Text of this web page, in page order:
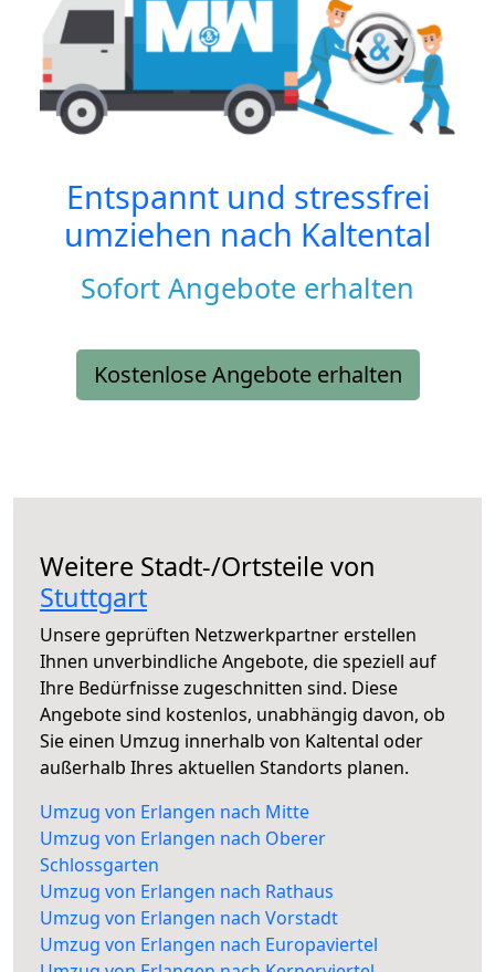
Entspannt und stressfrei
umziehen nach Kaltental
Sofort Angebote erhalten
Kostenlose Angebote erhalten
Weitere Stadt-/Ortsteile von
Stuttgart
Unsere geprüften Netzwerkpartner erstellen
Ihnen unverbindliche Angebote, die speziell auf
Ihre Bedürfnisse zugeschnitten sind. Diese
Angebote sind kostenlos, unabhängig davon, ob
Sie einen Umzug innerhalb von Kaltental oder
außerhalb Ihres aktuellen Standorts planen.
Umzug von Erlangen nach Mitte
Umzug von Erlangen nach Oberer
Schlossgarten
Umzug von Erlangen nach Rathaus
Umzug von Erlangen nach Vorstadt
Umzug von Erlangen nach Europaviertel